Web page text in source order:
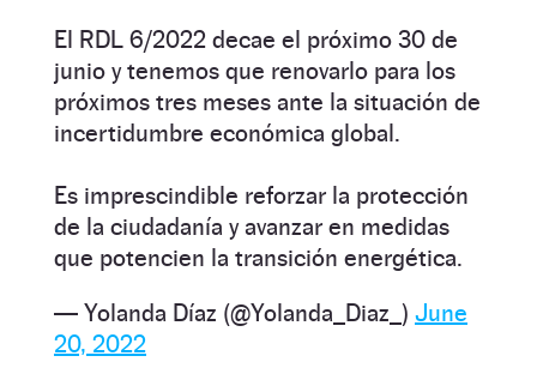
El RDL 6/2022 decae el próximo 30 de
junio y tenemos que renovarlo para los
próximos tres meses ante la situación de
incertidumbre económica global.
Es imprescindible reforzar la protección
de la ciudadanía y avanzar en medidas
que potencien la transición energética.
— Yolanda Díaz (@Yolanda_Diaz_) June
20, 2022